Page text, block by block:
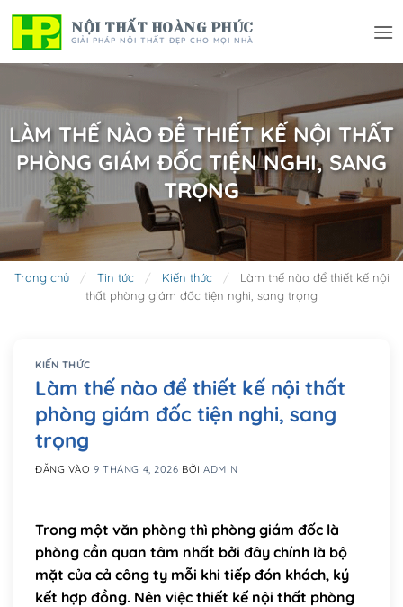
Bỏ
qua
nội
NỘI THẤT HOÀNG PHÚC
GIẢI PHÁP NỘI THẤT ĐẸP CHO MỌI NHÀ
LÀM THẾ NÀO ĐỂ THIẾT KẾ NỘI THẤT
PHÒNG GIÁM ĐỐC TIỆN NGHI, SANG
TRỌNG
Trang chủ / Tin tức / Kiến thức /
Làm thế nào để thiết kế nội
thất phòng giám đốc tiện nghi, sang trọng
KIẾN THỨC
Làm thế nào để thiết kế nội thất
phòng giám đốc tiện nghi, sang
trọng
ĐĂNG VÀO9 THÁNG 4, 2026 BỞIADMIN
Trong một văn phòng thì phòng giám đốc là
phòng cần quan tâm nhất bởi đây chính là bộ
mặt của cả công ty mỗi khi tiếp đón khách, ký
kết hợp đồng. Nên việc thiết kế nội thất phòng